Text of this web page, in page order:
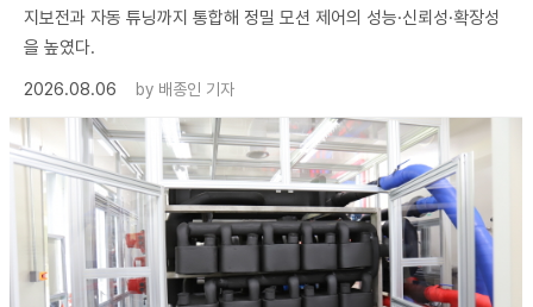
지보전과 자동 튜닝까지 통합해 정밀 모션 제어의 성능·신뢰성·확장성
을 높였다.
2026.08.06
by 배종인 기자